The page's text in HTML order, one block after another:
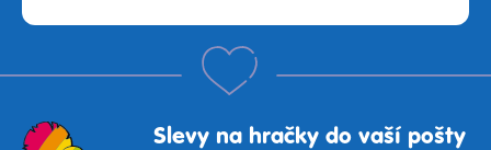
Slevy na hračky do vaší pošty